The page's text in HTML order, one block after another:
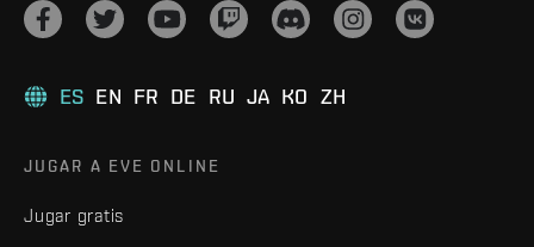
ES EN FR DE RU JA KO ZH
JUGAR A EVE ONLINE
Jugar gratis